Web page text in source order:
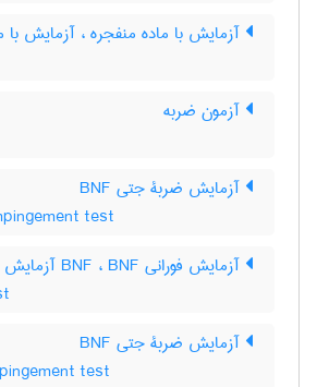
آزمایش با ماده منفجره ، آزمایش با
آزمون ضربه
آزمایش ضربۀ جتی BNF
test
آزمایش فورانی BNF ، BNF آزمایش فورانی
آزمایش ضربۀ جتی BNF
test